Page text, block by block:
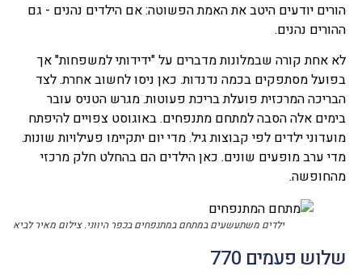
הורים יודעים היטב את האמת הפשוטה: אם הילדים נהנים - גם
ההורים נהנים.
לא אחת קורה שבמלונות מדברים על "ידידותי למשפחות" אך
בפועל מסתפקים בכמה נדנדות. כאן ניסו לחשוב אחרת. לצד
הבריכה המרכזית פועלת בריכת פעוטות. מגרש הטניס עובר
בימים אלה הסבה למתחם מתנפחים. באוגוסט צפויים להיפתח
מועדוני ילדים לפי קבוצות גיל. מדי יום יתקיימו פעילויות שונות.
מדי ערב מופעים שונים. כאן הילדים הם בהחלט חלק מרכזי
מהחופשה.
ילדים משתעשעים במתחם במתנפחים בכפר היווני. צילום מאיר לביא
שלוש פעמים 770